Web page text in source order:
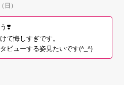
日）
❣️
て悔しすぎです。
ビューする姿見たいです(^_^)